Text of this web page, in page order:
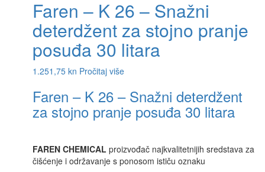
Faren – K 26 – Snažni
deterdžent za stojno pranje
posuđa 30 litara
1.251,75 kn Pročitaj više
Faren – K 26 – Snažni deterdžent
za stojno pranje posuđa 30 litara
FAREN CHEMICAL proizvođač najkvalitetnijih sredstava za
čišćenje i održavanje s ponosom ističu oznaku